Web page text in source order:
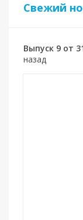
«В гостях у
Свежий
Выпуск 9 от
назад